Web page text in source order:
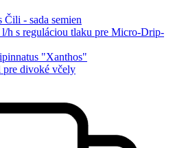
Čili - sada semien
h s reguláciou tlaku pre Micro-Drip-
"Xanthos"
divoké včely